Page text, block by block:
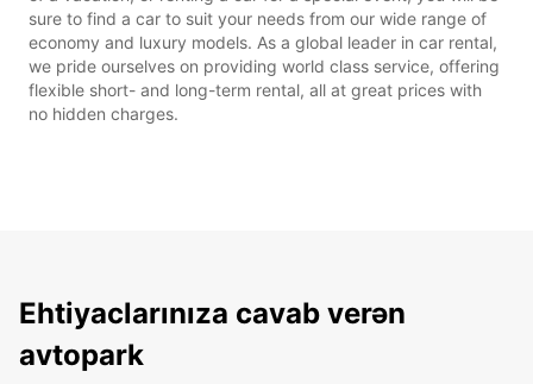
sure to find a car to suit your needs from our wide range of
economy and luxury models. As a global leader in car rental,
we pride ourselves on providing world class service, offering
flexible short- and long-term rental, all at great prices with
no hidden charges.
Ehtiyaclarınıza cavab verən
avtopark